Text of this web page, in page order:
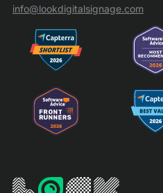
info@lookdigitalsignage.com